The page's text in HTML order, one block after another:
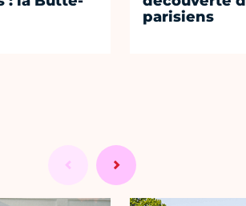
parisiens